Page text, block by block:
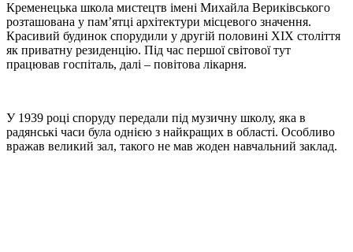
Кременецька школа мистецтв імені Михайла Вериківського
розташована у пам’ятці архітектури місцевого значення.
Красивий будинок спорудили у другій половині XІX століття
як приватну резиденцію. Під час першої світової тут
працював госпіталь, далі – повітова лікарня.
У 1939 році споруду передали під музичну школу, яка в
радянські часи була однією з найкращих в області. Особливо
вражав великий зал, такого не мав жоден навчальний заклад.